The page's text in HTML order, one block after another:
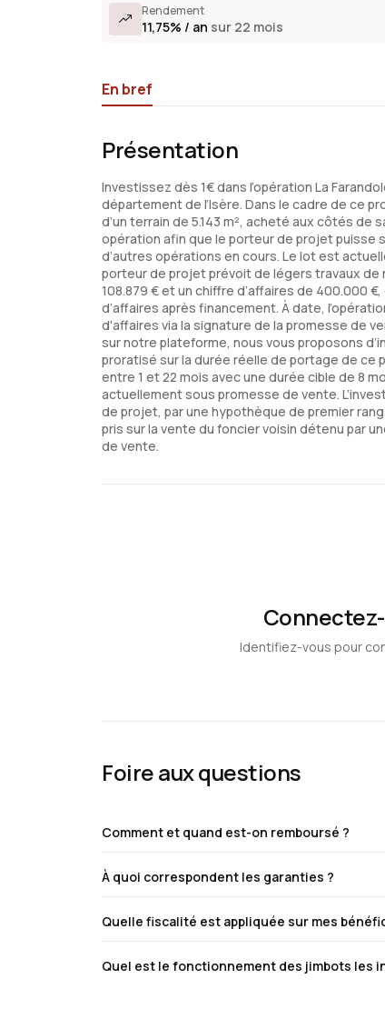
Rendement
11,75% / an sur 22 mois
En bref
Présentation
Investissez dès 1€ dans l’opération La
département de l’Isère. Dans le cadre de ce
d’un terrain de 5.143 m², acheté aux côtés
opération afin que le porteur de projet puisse
d’autres opérations en cours. Le lot est
porteur de projet prévoit de légers travaux
108.879 € et un chiffre d’affaires de 400.000
d’affaires après financement. À date,
d'affaires via la signature de la promesse de
sur notre plateforme, nous vous proposons
proratisé sur la durée réelle de portage de
entre 1 et 22 mois avec une durée cible de 8
actuellement sous promesse de vente.
de projet, par une hypothèque de premier
pris sur la vente du foncier voisin détenu par
de vente.
Identifiez-vous pour
Foire aux questions
Comment et quand est-on remboursé ?
À quoi correspondent les garanties ?
Quelle fiscalité est appliquée sur mes
Quel est le fonctionnement des jimbots les